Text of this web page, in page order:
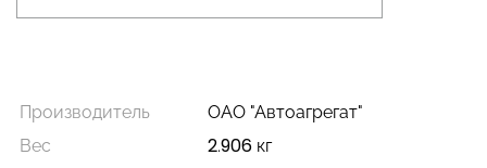
Производитель
ОАО "Автоагрегат"
Вес
2.906 кг